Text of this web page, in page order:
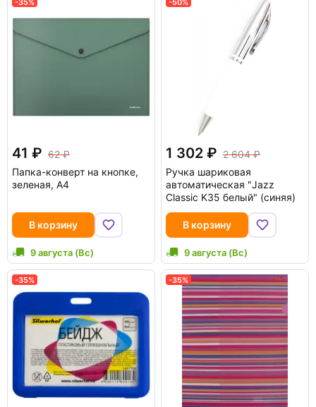
41
62
Папка-конверт на кнопке,
зеленая, А4
В корзину
9 августа (Вс)
1 302
2 604
Ручка шариковая
автоматическая "Jazz
Classic K35 белый" (синяя)
В корзину
9 августа (Вс)
-35% -35%